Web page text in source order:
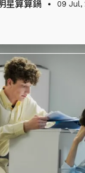
星算算鍋 09 Jul,